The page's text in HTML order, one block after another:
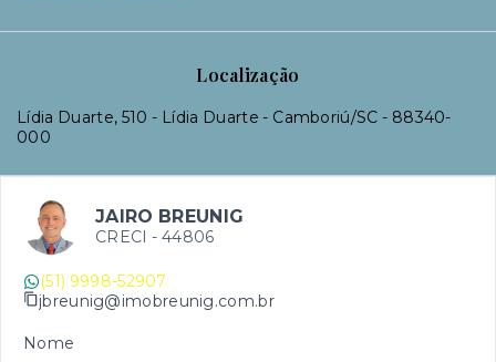
Localização
Lídia Duarte, 510 - Lídia Duarte - Camboriú/SC - 88340-
000
JAIRO BREUNIG
CRECI - 44806
(51) 9998-52907
jbreunig@imobreunig.com.br
Nome